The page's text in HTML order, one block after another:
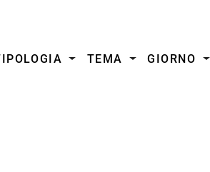
TEMA GIORNO